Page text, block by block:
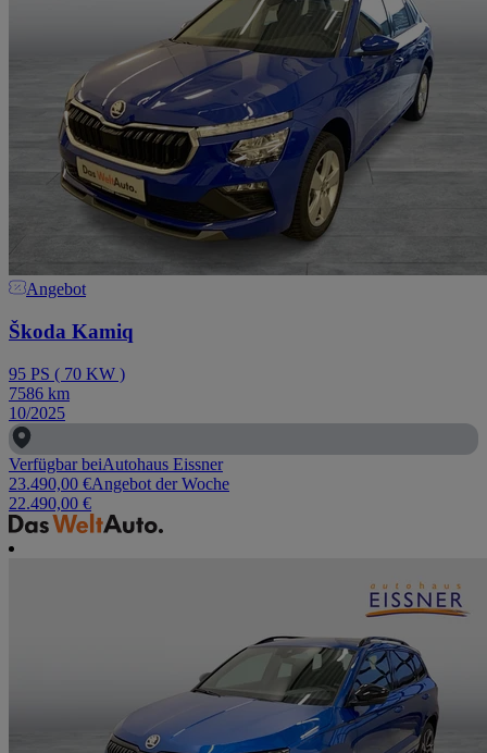
Angebot
Škoda Kamiq
95 PS ( 70 KW )
7586 km
10/2025
Verfügbar beiAutohaus Eissner
23.490,00 €Angebot der Woche
22.490,00 €